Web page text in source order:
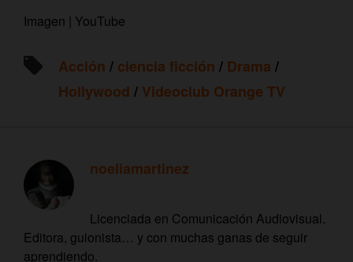
Imagen | YouTube
Acción / ciencia ficción / Drama /
Hollywood / Videoclub Orange TV
noeliamartinez
Licenciada en Comunicación Audiovisual.
Editora, guionista… y con muchas ganas de seguir
aprendiendo.